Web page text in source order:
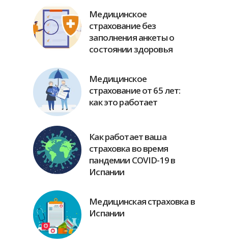
Медицинское
страхование без
заполнения анкеты о
состоянии здоровья
Медицинское
страхование от 65 лет:
как это работает
Как работает ваша
страховка во время
пандемии COVID-19 в
Испании
Медицинская страховка в
Испании